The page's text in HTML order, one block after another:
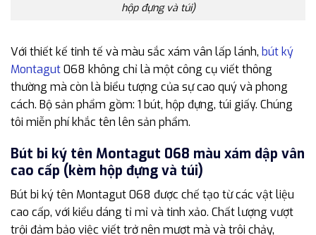
hộp đựng và túi)
Với thiết kế tinh tế và màu sắc xám vân lấp lánh, bút ký
Montagut068 không chỉ là một công cụ viết thông
thường mà còn là biểu tượng của sự cao quý và phong
cách. Bộ sản phẩm gồm: 1 bút, hộp đựng, túi giấy. Chúng
tôi miễn phí khắc tên lên sản phẩm.
Bút bi ký tên Montagut 068 màu xám dập vân
cao cấp (kèm hộp đựng và túi)
Bút bi ký tên Montagut 068 được chế tạo từ các vật liệu
cao cấp, với kiểu dáng tỉ mỉ và tinh xảo. Chất lượng vượt
trội đảm bảo việc viết trở nên mượt mà và trôi chảy,